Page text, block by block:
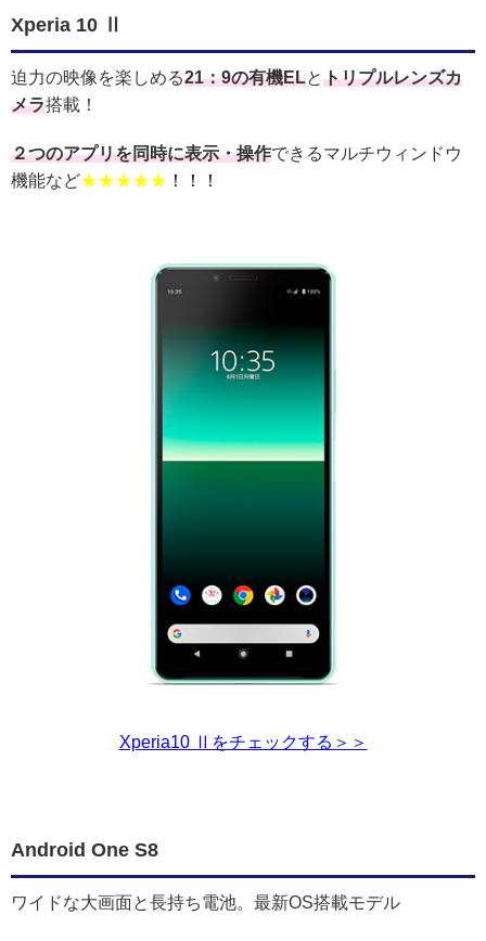
Xperia 10 Ⅱ
迫力の映像を楽しめる21：9の有機ELとトリプルレンズカ
メラ搭載！
２つのアプリを同時に表示・操作できるマルチウィンドウ
機能など★★★★★ ！！！
Xperia10 Ⅱをチェックする＞＞
Android One S8
ワイドな大画面と長持ち電池。最新OS搭載モデル